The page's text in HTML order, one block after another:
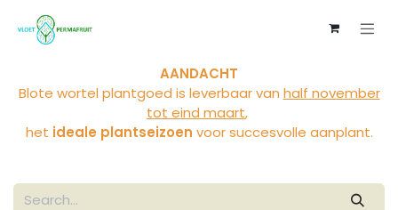
AANDACHT
Blote wortel plantgoed is leverbaar van half november
tot eind maart,
het ideale plantseizoen voor succesvolle aanplant.